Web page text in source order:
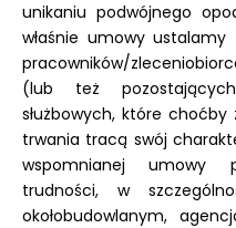
unikaniu podwójnego
właśnie umowy
pracowników/
(lub też
służbowych, które
trwania tracą swój
wspomnianej umowy
trudności, w
okołobudowlanym,